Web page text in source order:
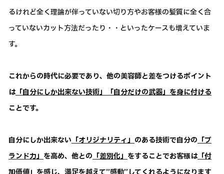
るけれど全く理論が伴っていない切り方やお客様の髪質に全く合
っていないカット方法だったり・・といったケースも増えていま
す。
これからの時代に必要であり、他の美容師と差をつけるポイント
は「自分にしか出来ない技術」「自分だけの武器」を身に付ける
ことです。
自分にしか出来ない 「オリジナリティ」 のある技術で自分の 「ブ
ランド力」 を高め、他との 「差別化」 をすることでお客様は「付